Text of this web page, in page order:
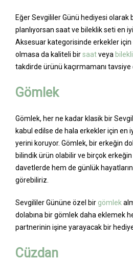
Eğer Sevgililer Günü hediyesi olarak
planlıyorsan saat ve bileklik seti en
Aksesuar kategorisinde erkekler
olmasa da kaliteli birsaatveya
takdirde ürünü kaçırmamanı tavsiye
Gömlek
Gömlek, her ne kadar klasik bir
kabul edilse de hala erkekler için en
yerini koruyor. Gömlek, bir erkeğin
bilindik ürün olabilir ve birçok
davetlerde hem de günlük
görebiliriz.
Sevgililer Gününe özel bir gömlek
dolabına bir gömlek daha eklemek
partnerinin işine yarayacak bir
Cüzdan